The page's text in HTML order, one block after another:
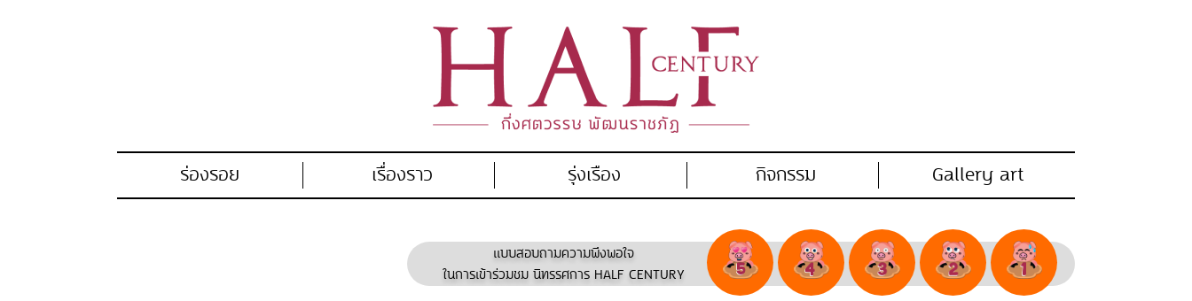
ร่องรอย เรื่องราว รุ่งเรือง กิจกรรม Gallery art
แบบสอบถามความพึงพอใจ
ในการเข้าร่วมชม นิทรรศการ HALF CENTURY